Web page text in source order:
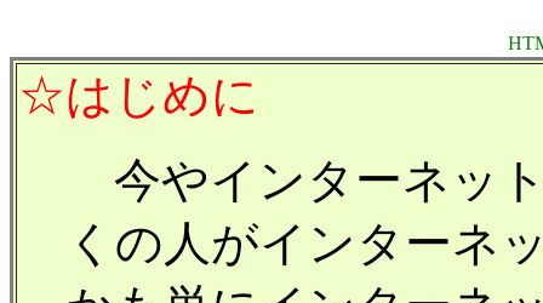
☆はじめに
今やインターネッ
くの人がインターネ